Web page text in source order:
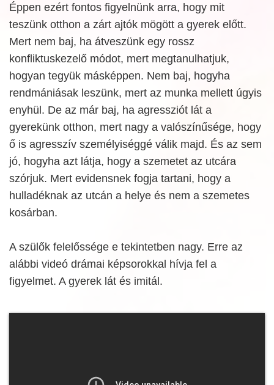
Éppen ezért fontos figyelnünk arra, hogy mit
teszünk otthon a zárt ajtók mögött a gyerek előtt.
Mert nem baj, ha átveszünk egy rossz
konfliktuskezelő módot, mert megtanulhatjuk,
hogyan tegyük másképpen. Nem baj, hogyha
rendmániásak leszünk, mert az munka mellett úgyis
enyhül. De az már baj, ha agressziót lát a
gyerekünk otthon, mert nagy a valószínűsége, hogy
ő is agresszív személyiséggé válik majd. És az sem
jó, hogyha azt látja, hogy a szemetet az utcára
szórjuk. Mert evidensnek fogja tartani, hogy a
hulladéknak az utcán a helye és nem a szemetes
kosárban.
A szülők felelőssége e tekintetben nagy. Erre az
alábbi videó drámai képsorokkal hívja fel a
figyelmet. A gyerek lát és imitál.